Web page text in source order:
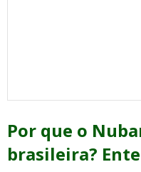
Por que o
brasileira?